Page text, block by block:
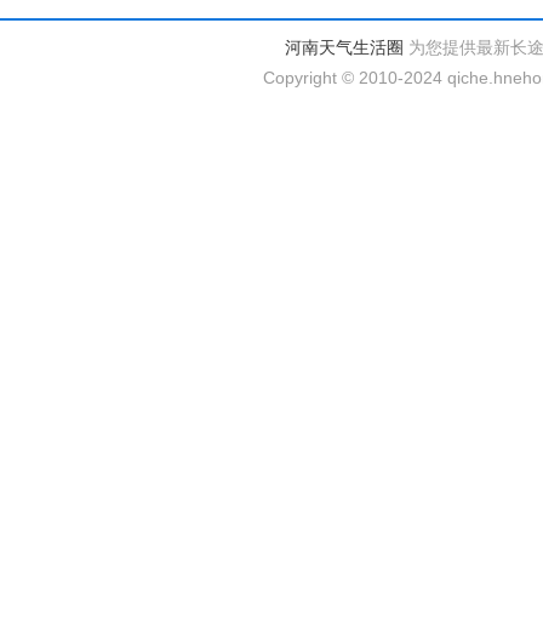
河南天气生活圈 为您提供最新长
Copyright © 2010-2024